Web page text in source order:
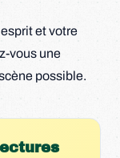
et votre
vous une
possible.